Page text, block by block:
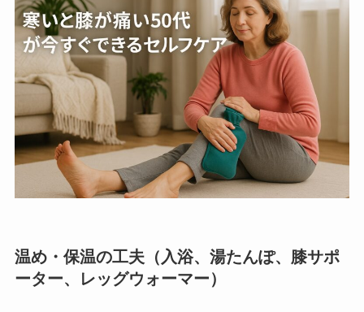
温め・保温の工夫（入浴、湯たんぽ、膝サポ
ーター、レッグウォーマー）